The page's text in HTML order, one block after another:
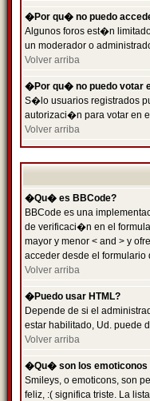
�Por qu� no puedo
Algunos foros est�n
un moderador o
Volver arriba
�Por qu� no puedo votar
S�lo usuarios registrados
autorizaci�n para votar en
Volver arriba
�Qu� es BBCode?
BBCode es una
de verificaci�n en el
mayor y menor < and > y
acceder desde el formulario
Volver arriba
�Puedo usar HTML?
Depende de si el
estar habilitado, Ud. puede
Volver arriba
�Qu� son los emoticonos
Smileys, o emoticons, son
feliz, :( significa triste. La